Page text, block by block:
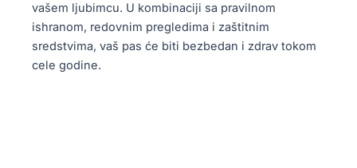
vašem ljubimcu. U kombinaciji sa pravilnom
ishranom, redovnim pregledima i zaštitnim
sredstvima, vaš pas će biti bezbedan i zdrav tokom
cele godine.